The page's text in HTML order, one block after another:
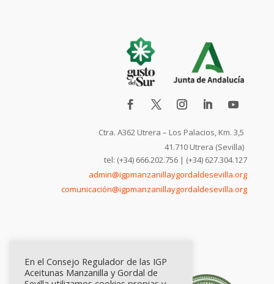
Ctra. A362 Utrera – Los Palacios, Km. 3,5
41.710 Utrera (Sevilla)
tel: (+34) 666.202.756 | (+34) 627.304.127
admin@igpmanzanillaygordaldesevilla.org
comunicación@igpmanzanillaygordaldesevilla.org
En el Consejo Regulador de las IGP
Aceitunas Manzanilla y Gordal de